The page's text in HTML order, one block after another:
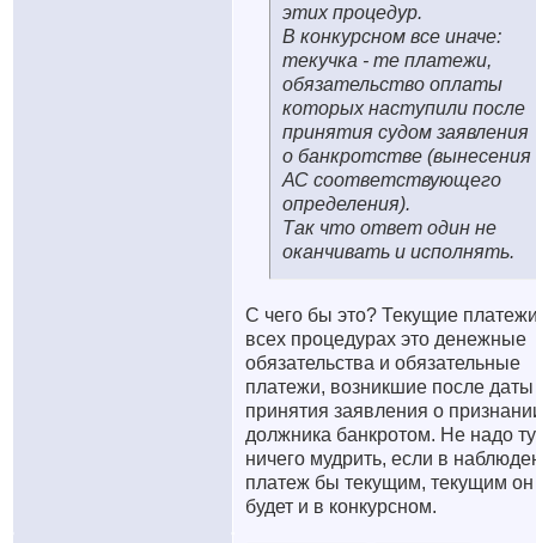
этих процедур.
В конкурсном все иначе:
текучка - те платежи,
обязательство оплаты
которых наступили после
принятия судом заявления
о банкротстве (вынесения
АС соответствующего
определения).
Так что ответ один не
оканчивать и исполнять.
С чего бы это? Текущие
всех процедурах это денежные
обязательства и обязательные
платежи, возникшие после даты
принятия заявления о
должника банкротом. Не надо
ничего мудрить, если в
платеж бы текущим, текущим он
будет и в конкурсном.